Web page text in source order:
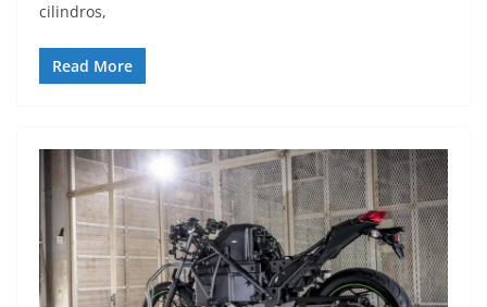
cilindros,
Read More